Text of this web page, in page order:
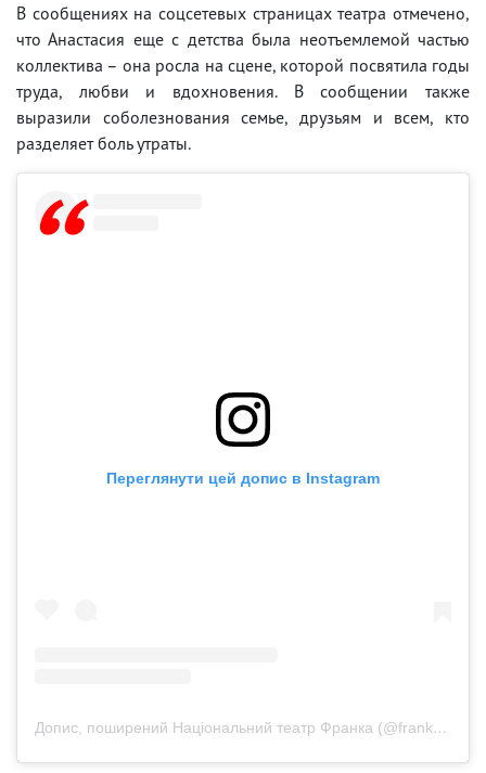
В сообщениях на соцсетевых страницах театра отмечено,
что Анастасия еще с детства была неотъемлемой частью
коллектива – она росла на сцене, которой посвятила годы
труда, любви и вдохновения. В сообщении также
выразили соболезнования семье, друзьям и всем, кто
разделяет боль утраты.
Переглянути цей допис в Instagram
Допис, поширений Національний театр Франка (@frankotheatre)